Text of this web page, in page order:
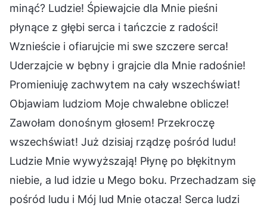
minąć? Ludzie! Śpiewajcie dla Mnie pieśni
płynące z głębi serca i tańczcie z radości!
Wznieście i ofiarujcie mi swe szczere serca!
Uderzajcie w bębny i grajcie dla Mnie radośnie!
Promieniuję zachwytem na cały wszechświat!
Objawiam ludziom Moje chwalebne oblicze!
Zawołam donośnym głosem! Przekroczę
wszechświat! Już dzisiaj rządzę pośród ludu!
Ludzie Mnie wywyższają! Płynę po błękitnym
niebie, a lud idzie u Mego boku. Przechadzam się
pośród ludu i Mój lud Mnie otacza! Serca ludzi